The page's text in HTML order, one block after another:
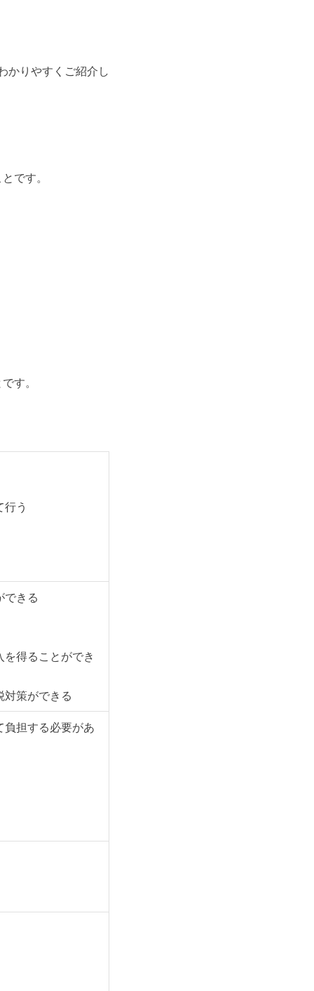
かりやすくご紹介し
です。
す。
う
できる
得ることができ
策ができる
担する必要があ